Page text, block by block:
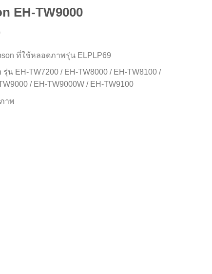
EH-TW9000
ที่ใช้หลอดภาพรุ่น ELPLP69
น EH-TW7200 / EH-TW8000 / EH-TW8100 /
/ EH-TW9000W / EH-TW9100
าพ